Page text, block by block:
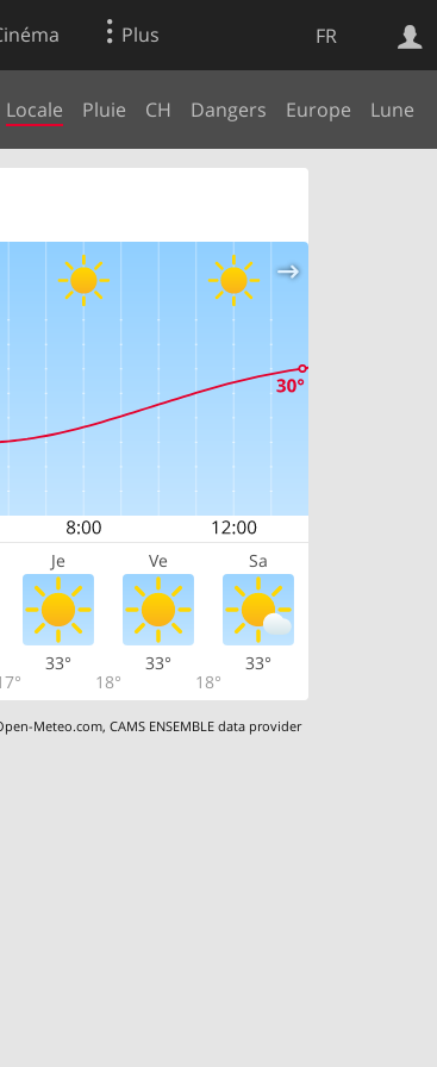
FR
Plus
Locale Pluie CH Dangers Europe Lune
Je Ve Sa
33°
18°
33°
18°
33°
Meteo.com,CAMS ENSEMBLE data provider
Web